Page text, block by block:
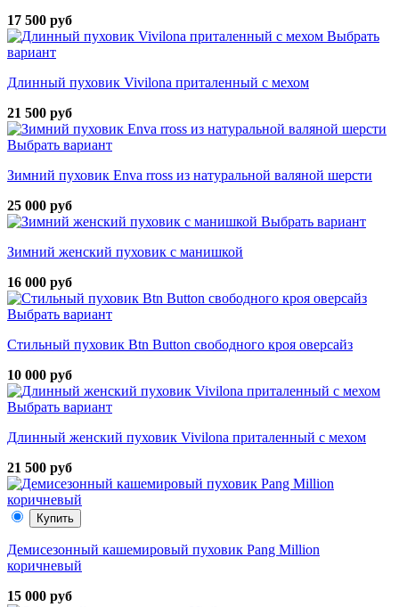
17 500 руб
Выбрать
вариант
Длинный пуховик Vivilona приталенный с мехом
21 500 руб
Выбрать вариант
Зимний пуховик Enva rross из натуральной валяной шерсти
25 000 руб
Выбрать вариант
Зимний женский пуховик с манишкой
16 000 руб
Выбрать вариант
Стильный пуховик Btn Button свободного кроя оверсайз
10 000 руб
Выбрать вариант
Длинный женский пуховик Vivilona приталенный с мехом
21 500 руб
Купить
Демисезонный кашемировый пуховик Pang Million
коричневый
15 000 руб